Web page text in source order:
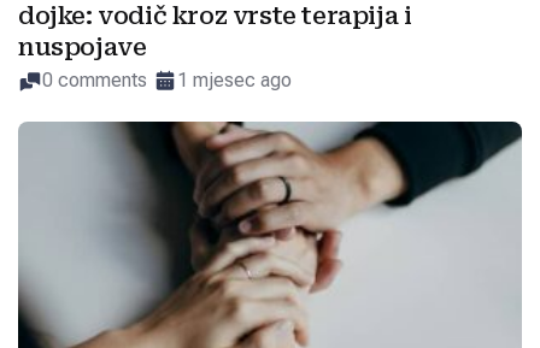
dojke: vodič kroz vrste terapija i
nuspojave
0 comments 1 mjesec ago